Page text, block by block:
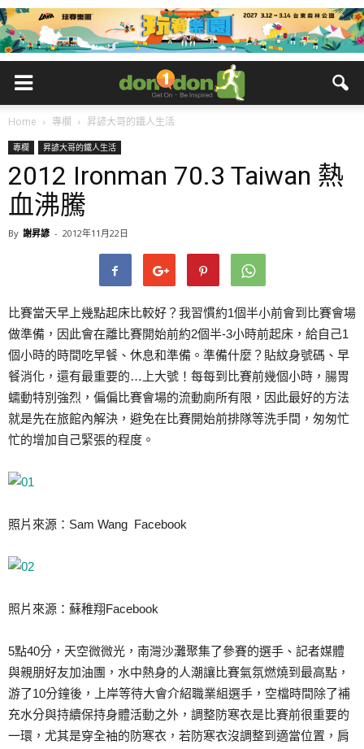
Home 專欄 昇諺大哥的鐵人生活
專欄 昇諺大哥的鐵人生活
2012 Ironman 70.3 Taiwan 熱
血沸騰
By 謝昇諺 - 2012年11月22日
比賽當天早上幾點起床比較好？我習慣約1個半小前會到比賽會場
做準備，因此會在離比賽開始前約2個半-3小時前起床，給自己1
個小時的時間吃早餐、休息和準備。準備什麼？貼紋身號碼、早
餐消化，還有最重要的…上大號！每每到比賽前幾個小時，腸胃
蠕動特別強烈，偏偏比賽會場的流動廁所有限，因此最好的方法
就是先在旅館內解決，避免在比賽開始前排隊等洗手間，匆匆忙
忙的增加自己緊張的程度。
照片來源：Sam Wang Facebook
照片來源：蘇稚翔Facebook
5點40分，天空微微光，南灣沙灘聚集了參賽的選手、記者媒體
與親朋好友加油團，水中熱身的人潮讓比賽氣氛燃燒到最高點，
游了10分鐘後，上岸等待大會介紹職業組選手，空檔時間除了補
充水分與持續保持身體活動之外，調整防寒衣是比賽前很重要的
一環，尤其是穿全袖的防寒衣，若防寒衣沒調整到適當位置，肩